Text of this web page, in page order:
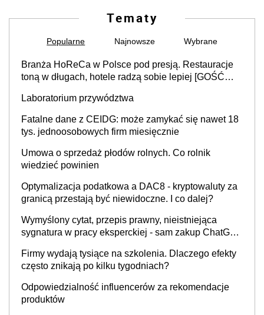
Tematy
Popularne Najnowsze Wybrane
Branża HoReCa w Polsce pod presją. Restauracje
toną w długach, hotele radzą sobie lepiej [GOŚĆ
Laboratorium przywództwa
Fatalne dane z CEIDG: może zamykać się nawet 18
tys. jednoosobowych firm miesięcznie
Umowa o sprzedaż płodów rolnych. Co rolnik
wiedzieć powinien
Optymalizacja podatkowa a DAC8 - kryptowaluty za
granicą przestają być niewidoczne. I co dalej?
Wymyślony cytat, przepis prawny, nieistniejąca
sygnatura w pracy eksperckiej - sam zakup ChatGPT
Firmy wydają tysiące na szkolenia. Dlaczego efekty
często znikają po kilku tygodniach?
Odpowiedzialność influencerów za rekomendacje
produktów